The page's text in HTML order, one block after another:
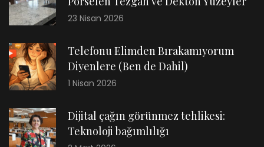
23 Nisan 2026
Telefonu Elimden Bırakamıyorum
Diyenlere (Ben de Dahil)
1 Nisan 2026
Dijital çağın görünmez tehlikesi:
Teknoloji bağımlılığı